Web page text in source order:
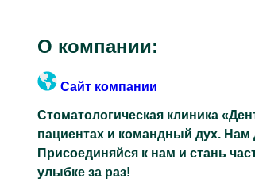
О компании:
Сайт компании
Стоматологическая клиника
пациентах и командный дух.
Присоединяйся к нам и стань
улыбке за раз!